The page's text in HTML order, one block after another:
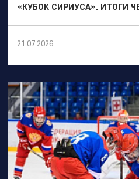
«КУБОК СИРИУСА». ИТОГИ
21.07.2026